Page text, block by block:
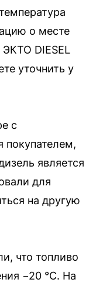
о месте
ЭКТО DIESEL
уточнить у
с
покупателем,
является
для
на другую
что топливо
−20 °C. На